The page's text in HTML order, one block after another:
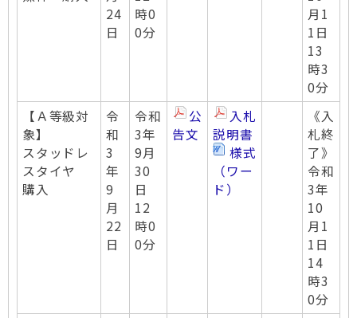
24
日
時0
0分
月1
1日
13
時3
0分
【Ａ等級対
象】
スタッドレ
スタイヤ
購入
令
和
3
年
9
月
22
日
令和
3年
9月
30
日
12
時0
0分
公
告文
入札
説明書
様式
（ワー
ド）
《入
札終
了》
令和
3年
10
月1
1日
14
時3
0分